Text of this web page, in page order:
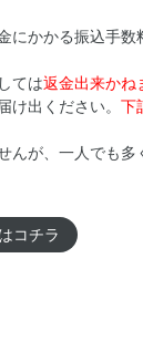
かかる振込手数
ては返金出来かね
け出ください。 下
が、一人でも
コチラ